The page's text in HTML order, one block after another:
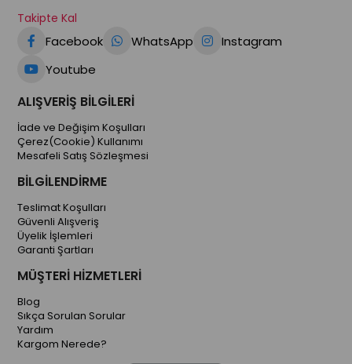
Takipte Kal
Facebook WhatsApp
Instagram
Youtube
ALIŞVERİŞ BİLGİLERİ
İade ve Değişim Koşulları
Çerez(Cookie) Kullanımı
Mesafeli Satış Sözleşmesi
BİLGİLENDİRME
Teslimat Koşulları
Güvenli Alışveriş
Üyelik İşlemleri
Garanti Şartları
MÜŞTERİ HİZMETLERİ
Blog
Sıkça Sorulan Sorular
Yardım
Kargom Nerede?